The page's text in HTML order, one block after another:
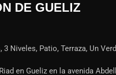
DE GUELIZ
Niveles, Patio, Terraza, Un
en Gueliz en la avenida